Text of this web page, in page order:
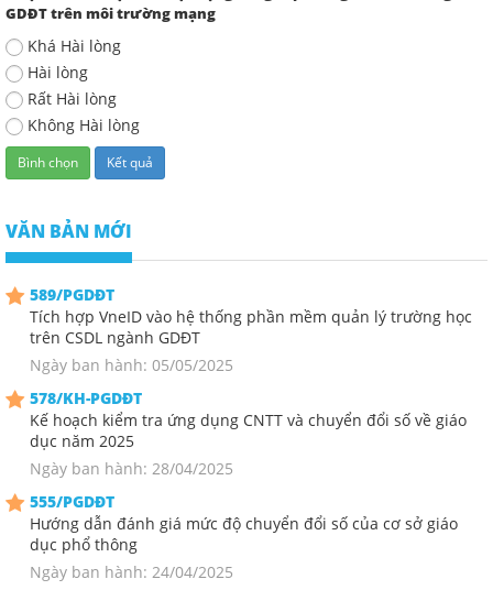
GDĐT trên môi trường mạng
Khá Hài lòng
Hài lòng
Rất Hài lòng
Không Hài lòng
VĂN BẢN MỚI
589/PGDĐT
Tích hợp VneID vào hệ thống phần mềm quản lý trường học
trên CSDL ngành GDĐT
Ngày ban hành: 05/05/2025
578/KH-PGDĐT
Kế hoạch kiểm tra ứng dụng CNTT và chuyển đổi số về giáo
dục năm 2025
Ngày ban hành: 28/04/2025
555/PGDĐT
Hướng dẫn đánh giá mức độ chuyển đổi số của cơ sở giáo
dục phổ thông
Ngày ban hành: 24/04/2025